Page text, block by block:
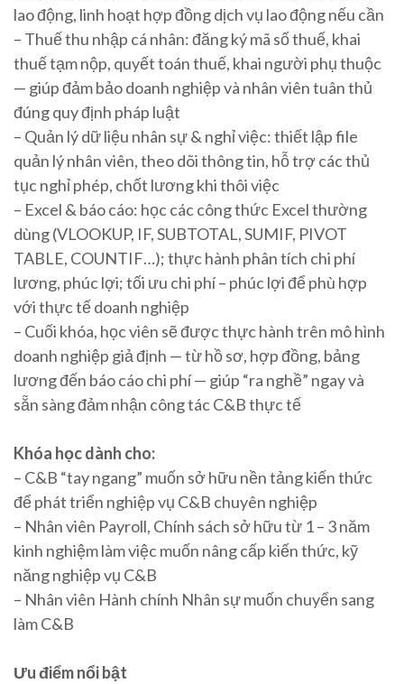
lao động, linh hoạt hợp đồng dịch vụ lao động nếu cần
– Thuế thu nhập cá nhân: đăng ký mã số thuế, khai
thuế tạm nộp, quyết toán thuế, khai người phụ thuộc
— giúp đảm bảo doanh nghiệp và nhân viên tuân thủ
đúng quy định pháp luật
– Quản lý dữ liệu nhân sự & nghỉ việc: thiết lập file
quản lý nhân viên, theo dõi thông tin, hỗ trợ các thủ
tục nghỉ phép, chốt lương khi thôi việc
– Excel & báo cáo: học các công thức Excel thường
dùng (VLOOKUP, IF, SUBTOTAL, SUMIF, PIVOT
TABLE, COUNTIF…); thực hành phân tích chi phí
lương, phúc lợi; tối ưu chi phí – phúc lợi để phù hợp
với thực tế doanh nghiệp
– Cuối khóa, học viên sẽ được thực hành trên mô hình
doanh nghiệp giả định — từ hồ sơ, hợp đồng, bảng
lương đến báo cáo chi phí — giúp “ra nghề” ngay và
sẵn sàng đảm nhận công tác C&B thực tế
Khóa học dành cho:
– C&B “tay ngang” muốn sở hữu nền tảng kiến thức
để phát triển nghiệp vụ C&B chuyên nghiệp
– Nhân viên Payroll, Chính sách sở hữu từ 1 – 3 năm
kinh nghiệm làm việc muốn nâng cấp kiến thức, kỹ
năng nghiệp vụ C&B
– Nhân viên Hành chính Nhân sự muốn chuyển sang
làm C&B
Ưu điểm nổi bật